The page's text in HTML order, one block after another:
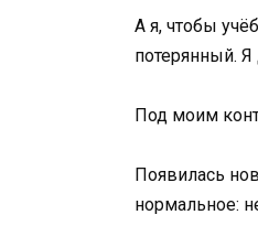
А я, чтобы
потерянный.
Под моим
Появилась
нормальное: